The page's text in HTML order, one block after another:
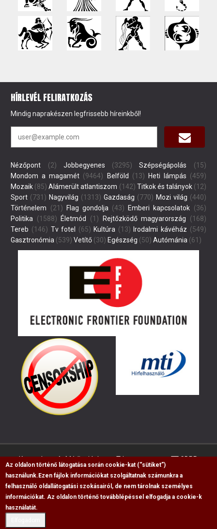
HÍRLEVÉL FELIRATKOZÁS
Mindig naprakészen legfrissebb híreinkből!
Nézőpont (2) Jobbegyenes (3295) Szépségápolás (15)
Mondom a magamét (9464) Belföld (13) Heti lámpás (459)
Mozaik (85) Alámerült atlantiszom (142) Titkok és talányok(12)
Sport (731) Nagyvilág (1313) Gazdaság (770) Mozi világ (440)
Történelem (21) Flag gondolja (43) Emberi kapcsolatok (36)
Politika (1588) Életmód (1) Rejtőzködő magyarország (168)
Tereb (146) Tv fotel (65) Kultúra (13) Irodalmi kávéház (549)
Gasztronómia (539) Vetítő (30) Egészség (50) Autómánia (61)
Kapcsolat Médiaajánlat Impresszum GDPR
RSS
Copyright © 2009-2026, Flag Polgári Magazin saját
Az oldalon történő látogatása során cookie-kat (“sütiket”)
használunk. Ezen fájlok információkat szolgáltatnak számunkra a
felhasználó oldallátogatási szokásairól, de nem tárolnak személyes
információkat. Az oldalon történő továbblépéssel elfogadja a cookie-k
használatát.